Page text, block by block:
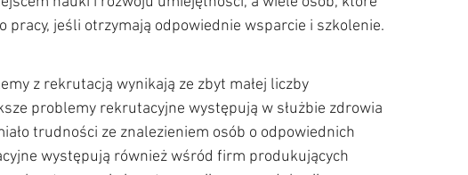
pracy, jeśli otrzymają odpowiednie wsparcie i szkolenie.
z rekrutacją wynikają ze zbyt małej liczby
problemy rekrutacyjne występują w służbie zdrowia
trudności ze znalezieniem osób o odpowiednich
występują również wśród firm produkujących